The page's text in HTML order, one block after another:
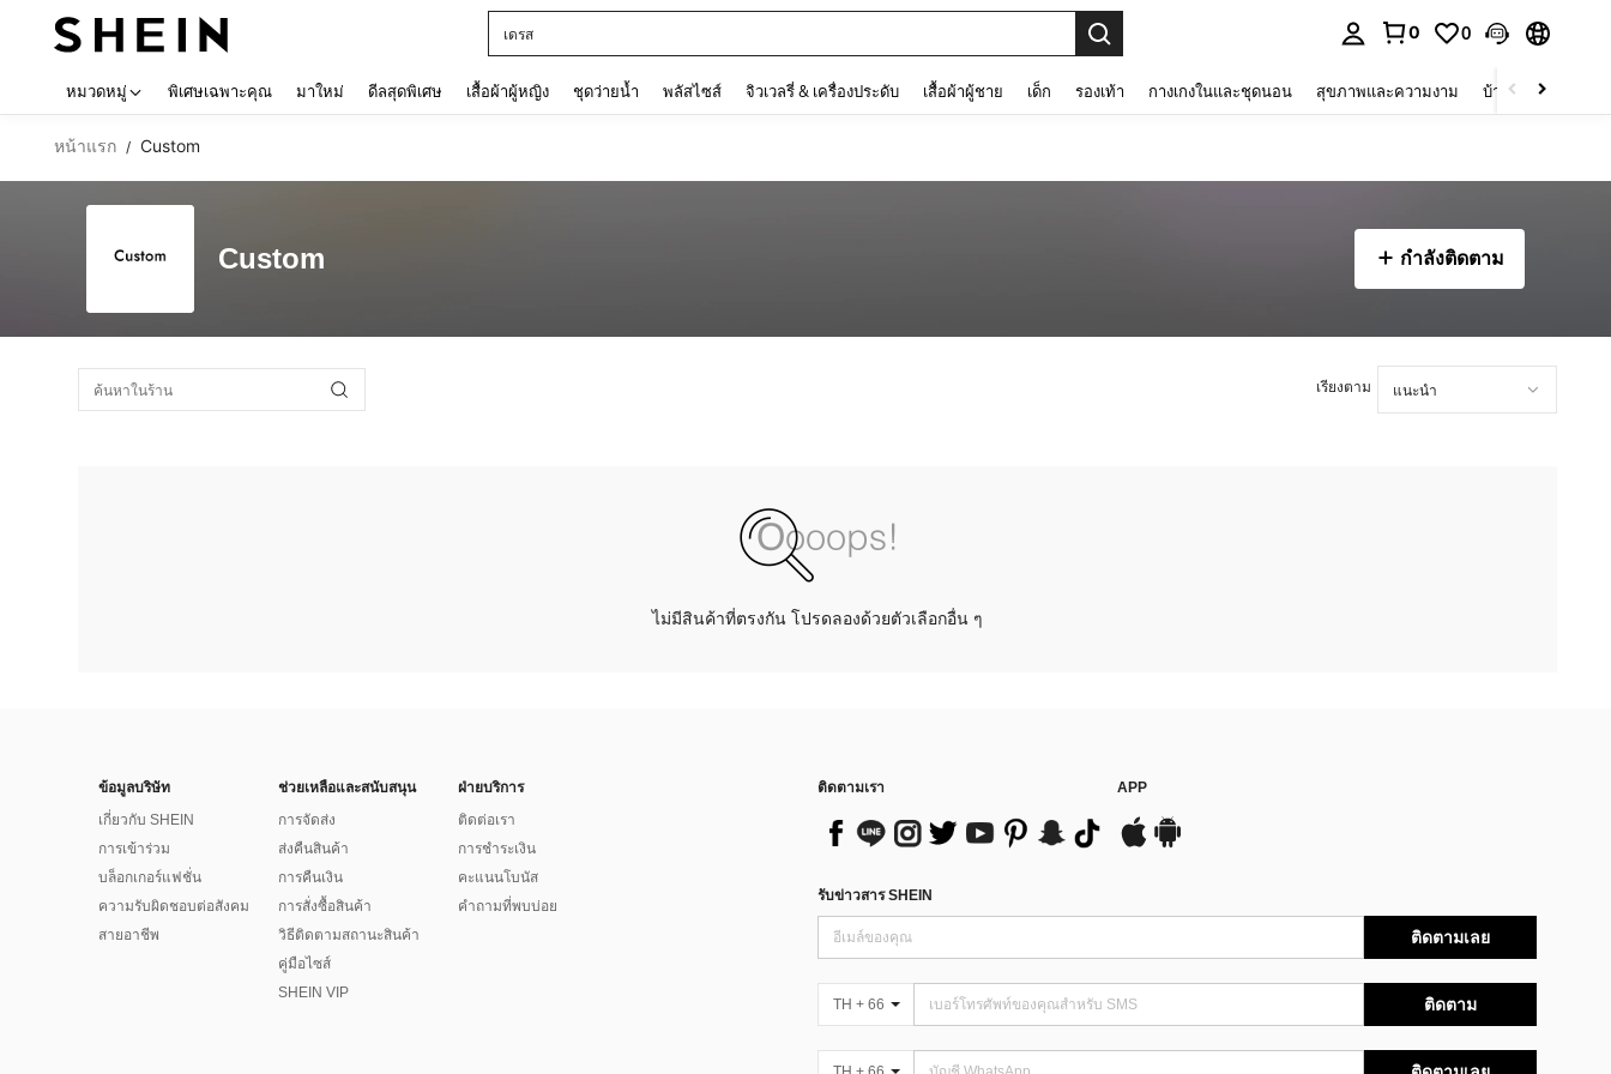
เดรส
0 0
หมวดหมู่ พิเศษเฉพาะคุณ มาใหม่ ดีลสุดพิเศษ เสื้อผ้าผู้หญิง ชุดว่ายน้ำ พลัสไซส์ จิวเวลรี่ & เครื่องประดับ เสื้อผ้าผู้ชาย เด็ก รองเท้า กางเกงในและชุดนอน สุขภาพและความงาม บ้านและที่อยู่อาศัย
หน้าแรก / Custom
Custom กำลังติดตาม
เรียงตาม
ไม่มีสินค้าที่ตรงกัน โปรดลองด้วยตัวเลือกอื่น ๆ
ข้อมูลบริษัท
เกี่ยวกับ SHEIN
การเข้าร่วม
บล็อกเกอร์แฟชั่น
ความรับผิดชอบต่อสังคม
สายอาชีพ
ช่วยเหลือและสนับสนุน
การจัดส่ง
ส่งคืนสินค้า
การคืนเงิน
การสั่งซื้อสินค้า
วิธีติดตามสถานะสินค้า
คู่มือไซส์
SHEIN VIP
ฝ่ายบริการ
ติดต่อเรา
การชำระเงิน
คะแนนโบนัส
คำถามที่พบบ่อย
ติดตามเรา APP
รับข่าวสาร SHEIN
ติดตามเลย
TH + 66 ติดตาม